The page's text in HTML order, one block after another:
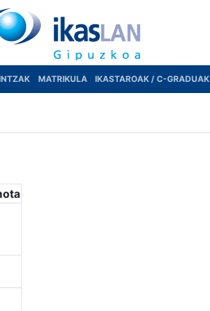
MATRIKULA IKASTAROAK / C-GRADUAK